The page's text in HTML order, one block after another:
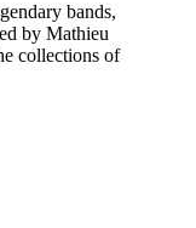
bands,
by Mathieu
collections of